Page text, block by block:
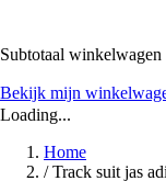
Subtotaal winkelwagen
Bekijk mijn
Loading...
Home
/ Track suit jas